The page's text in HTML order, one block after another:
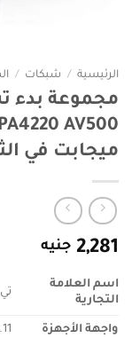
الرئيسية / شبكات /
ميجابت في
2,281 جنيه
اسم العلامة
التجارية
واجهة الأجهزة